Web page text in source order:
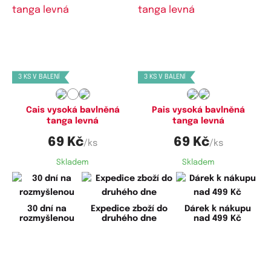
3 KS V BALENÍ
Cais vysoká bavlněná
tanga levná
69 Kč/ks
Skladem
3 KS V BALENÍ
Pais vysoká bavlněná
tanga levná
69 Kč/ks
Skladem
30 dní na
rozmyšlenou
Expedice zboží do
druhého dne
Dárek k nákupu
nad 499 Kč